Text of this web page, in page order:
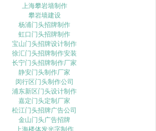
上海攀岩墙制作
攀岩墙建设
杨浦门头招牌制作
虹口门头招牌制作
宝山门头招牌设计制作
徐汇门头招牌制作安装
长宁门头招牌制作厂家
静安门头制作厂家
闵行区门头制作公司
浦东新区门头设计制作
嘉定门头定制厂家
松江门头招牌广告公司
金山门头广告招牌
上海楼体发光字制作